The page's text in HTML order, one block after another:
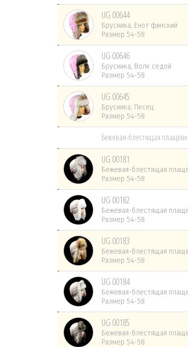
UG 00644
Брусника, Енот финский
Размер 54-58
UG 00646
Брусника, Волк седой
Размер 54-58
UG 00645
Брусника, Песец
Размер 54-58
Бежевая-блестящая
UG 00181
Бежевая-блестящая
Размер 54-58
UG 00182
Бежевая-блестящая
Размер 54-58
UG 00183
Бежевая-блестящая
Размер 54-58
UG 00184
Бежевая-блестящая
Размер 54-58
UG 00185
Бежевая-блестящая
Размер 54-58